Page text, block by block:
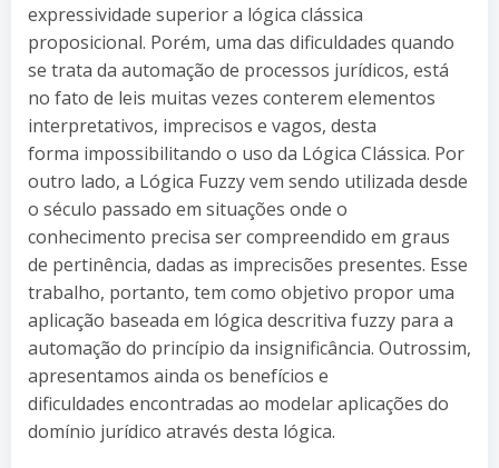
expressividade superior a lógica clássica
proposicional. Porém, uma das dificuldades quando
se trata da automação de processos jurídicos, está
no fato de leis muitas vezes conterem elementos
interpretativos, imprecisos e vagos, desta
forma impossibilitando o uso da Lógica Clássica. Por
outro lado, a Lógica Fuzzy vem sendo utilizada desde
o século passado em situações onde o
conhecimento precisa ser compreendido em graus
de pertinência, dadas as imprecisões presentes. Esse
trabalho, portanto, tem como objetivo propor uma
aplicação baseada em lógica descritiva fuzzy para a
automação do princípio da insignificância. Outrossim,
apresentamos ainda os benefícios e
dificuldades encontradas ao modelar aplicações do
domínio jurídico através desta lógica.